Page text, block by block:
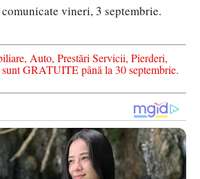
vineri, 3 septembrie.
Auto, Prestări Servicii, Pierderi,
GRATUITE până la 30 septembrie.